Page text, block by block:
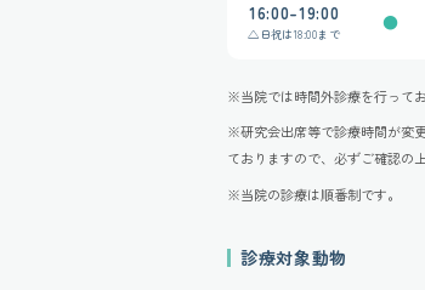
16:00-19:00
△ 日祝は18:00まで
●
※当院では時間外診療を行ってお
※研究会出席等で診療時間が変
ておりますので、必ずご確認の
※当院の診療は順番制です。
診療対象動物